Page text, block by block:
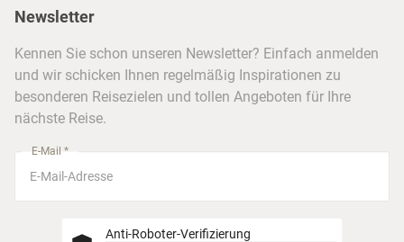
FAQ
Barrierefreiheitserklärung
Hotels & Unterkünfte
Kreuzfahrten
Busreisen
Frankfurt
Stuttgart
Newsletter
Kennen Sie schon unseren Newsletter? Einfach anmelden
und wir schicken Ihnen regelmäßig Inspirationen zu
besonderen Reisezielen und tollen Angeboten für Ihre
nächste Reise.
E-Mail *
Anti-Roboter-Verifizierung